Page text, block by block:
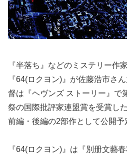
『半落ち』などのミステリー作
『64(ロクヨン)』が佐藤浩市さ
督は『ヘヴンズ ストーリー』で
祭の国際批評家連盟賞を受賞し
前編・後編の2部作として公開予
『64(ロクヨン)』は『別册文藝